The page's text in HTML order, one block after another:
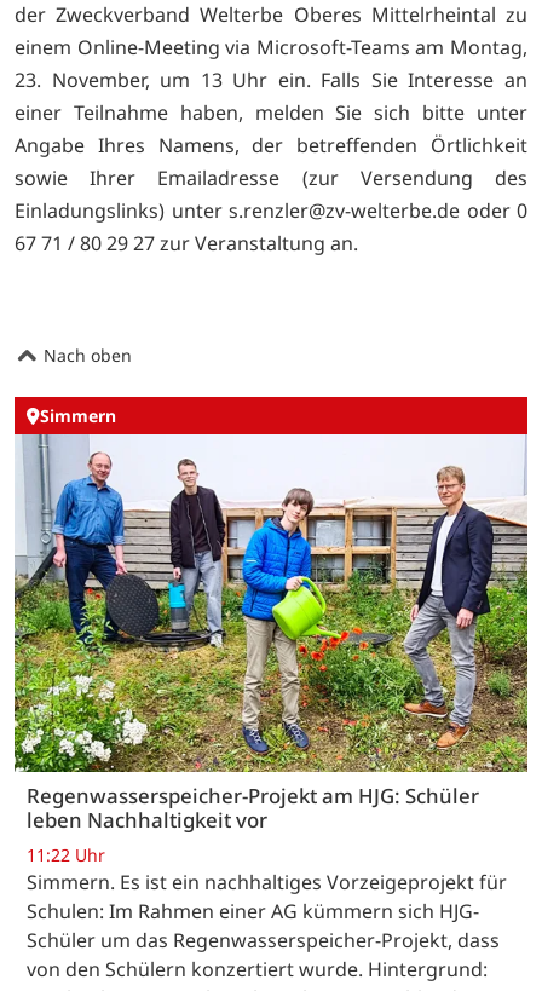
der Zweckverband Welterbe Oberes Mittelrheintal zu
einem Online-Meeting via Microsoft-Teams am Montag,
23. November, um 13 Uhr ein. Falls Sie Interesse an
einer Teilnahme haben, melden Sie sich bitte unter
Angabe Ihres Namens, der betreffenden Örtlichkeit
sowie Ihrer Emailadresse (zur Versendung des
Einladungslinks) unter s.renzler@zv-welterbe.de oder 0
67 71 / 80 29 27 zur Veranstaltung an.
Nach oben
Simmern
Regenwasserspeicher-Projekt am HJG: Schüler
leben Nachhaltigkeit vor
11:22 Uhr
Simmern. Es ist ein nachhaltiges Vorzeigeprojekt für
Schulen: Im Rahmen einer AG kümmern sich HJG-
Schüler um das Regenwasserspeicher-Projekt, dass
von den Schülern konzertiert wurde. Hintergrund: